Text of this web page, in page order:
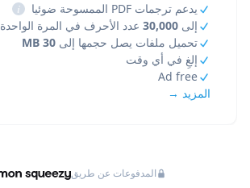
يدعم ترجمات PDF الممسوحة ضوئيا
i
إلى 30,000 عدد الأحرف في المرة الواحدة
تحميل ملفات يصل حجمها إلى 30 MB
إلغِ في أي وقت
Ad free
المزيد →
المدفوعات عن طريق